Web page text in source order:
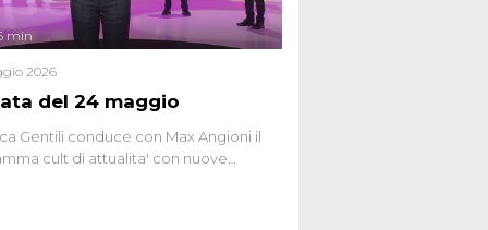
del 24 maggio
min
2026
Gentili conduce con Max Angioni il
cult di attualita' con nuove